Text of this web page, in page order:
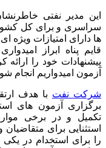
این مدیر نفتی
سراسری و برای کل
ها دارای امتیازات ویژه
قایم پناه ابراز
پیشنهادات خود را
آزمون امیدواریم انجام
شرکت نفت با هدف
برگزاری آزمون ‌های
تکمیل و در برخی
استثنایی برای
را برای استخدام در یکی